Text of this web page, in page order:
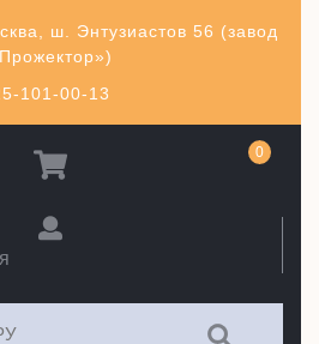
101-00-13
ш. Энтузиастов 56 (завод
0